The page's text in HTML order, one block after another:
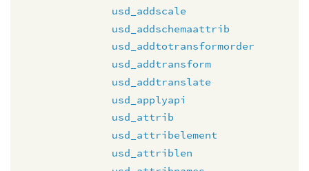
usd_addscale
usd_addschemaattrib
usd_addtotransformorder
usd_addtransform
usd_addtranslate
usd_applyapi
usd_attrib
usd_attribelement
usd_attriblen